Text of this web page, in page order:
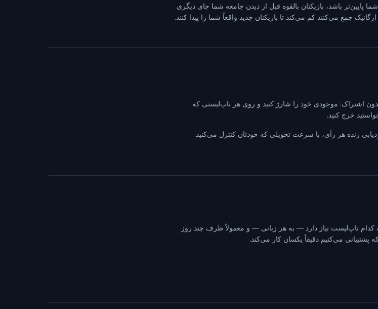
پایین‌تر باشد، بازیکنان بالقوه قبل از دیدن جامعه شما جای دیگری
جمع می‌کنند کم می‌کند تا بازیکنان جدید واقعاً شما را پیدا کنند.
اشتراک: موجودی خود را شارژ کنید و روی هر تاپ‌لیستی که
خرج کنید.
زنده هر رأی، با سرعت تحویلی که خودتان کنترل می‌کنید.
تاپ‌لیست نیاز دارد — به هر زبانی — و معمولاً ظرف چند روز
می‌کنیم دقیقاً یکسان کار می‌کند.